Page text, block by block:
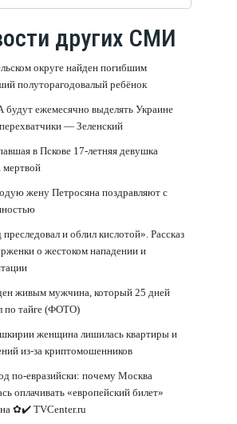
других СМИ
округе найден погибшим
полуторагодовалый ребёнок
ежемесячно выделять Украине
— Зеленский
в Пскове 17-летняя девушка
мертвой
жену Петросяна поздравляют с
преследовал и облил кислотой». Рассказ
о жестоком нападении и
живым мужчина, который 25 дней
по тайге (ФОТО)
женщина лишилась квартиры и
из-за криптомошенников
по-евразийски: почему Москва
оплачивать «европейский билет»
✿✔️ TVCenter.ru